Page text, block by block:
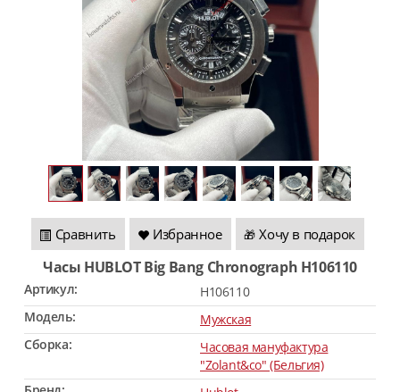
Сравнить Избранное 🎁 Хочу в подарок
Часы HUBLOT Big Bang Chronograph H106110
Артикул:
H106110
Модель:
Мужская
Сборка:
Часовая мануфактура
"Zolant&co" (Бельгия)